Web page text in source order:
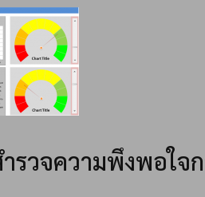
รวจความพึงพอใจ